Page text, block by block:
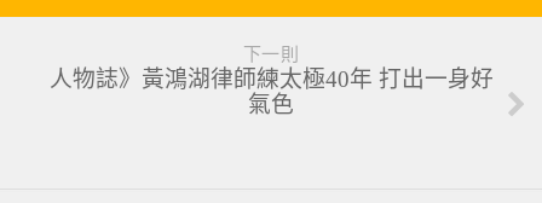
下一則
人物誌》黃鴻湖律師練太極40年 打出一身好
氣色